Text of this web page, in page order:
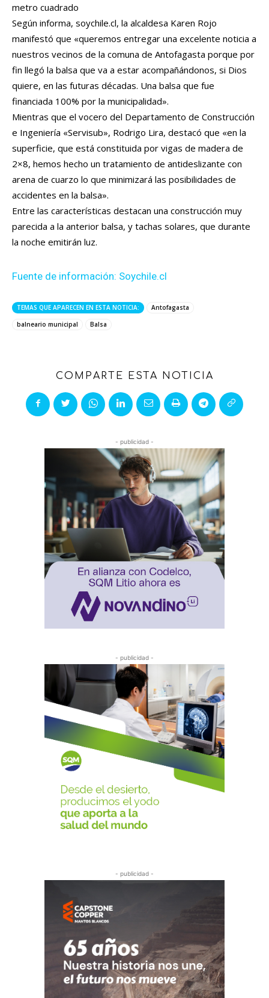
metro cuadrado
Según informa, soychile.cl, la alcaldesa Karen Rojo
manifestó que «queremos entregar una excelente noticia a
nuestros vecinos de la comuna de Antofagasta porque por
fin llegó la balsa que va a estar acompañándonos, si Dios
quiere, en las futuras décadas. Una balsa que fue
financiada 100% por la municipalidad».
Mientras que el vocero del Departamento de Construcción
e Ingeniería «Servisub», Rodrigo Lira, destacó que «en la
superficie, que está constituida por vigas de madera de
2×8, hemos hecho un tratamiento de antideslizante con
arena de cuarzo lo que minimizará las posibilidades de
accidentes en la balsa».
Entre las características destacan una construcción muy
parecida a la anterior balsa, y tachas solares, que durante
la noche emitirán luz.
Fuente de información: Soychile.cl
TEMAS QUE APARECEN EN ESTA NOTICIA:
Antofagasta
balneario municipal
Balsa
COMPARTE ESTA NOTICIA
- publicidad -
- publicidad -
- publicidad -